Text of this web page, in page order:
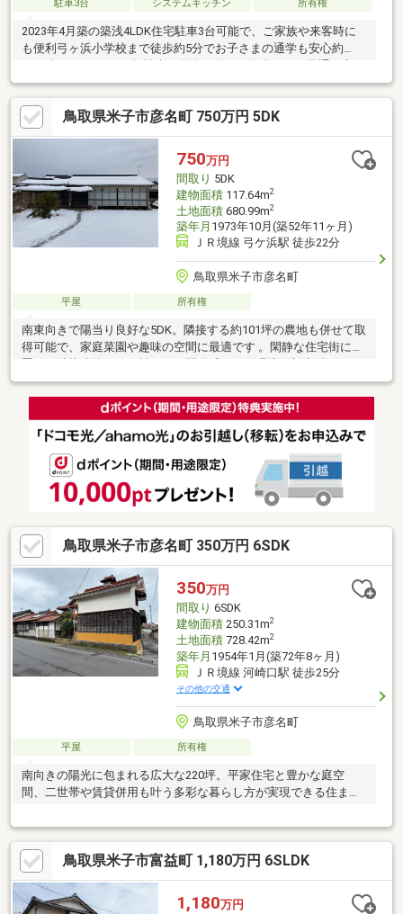
駐車3台 システムキッチン 所有権
2023年4月築の築浅4LDK住宅駐車3台可能で、ご家族や来客時に
も便利弓ヶ浜小学校まで徒歩約5分でお子さまの通学も安心約
55.34坪のゆとりある敷地南側道路に面し、陽当たり・風通し良好
家族との会話が弾む対面式システムキッチン食器洗浄乾燥機付き
で毎日の家事をサポートウォークインクローゼット付きで収納力
も充実JR弓ケ浜駅徒歩約14分、バス停徒歩約3分で通勤・通学に
も便利室内は丁寧に使用されており、そのまま新生活を始めやす
鳥取県米子市彦名町 750万円 5DK
750万円
間取り 5DK
建物面積117.64m2
土地面積680.99m2
築年月 1973年10月(築52年11ヶ月)
ＪＲ境線 弓ケ浜駅 徒歩22分
鳥取県米子市彦名町
平屋 所有権
南東向きで陽当り良好な5DK。隣接する約101坪の農地も併せて取
得可能で、家庭菜園や趣味の空間に最適です 。閑静な住宅街に位
鳥取県米子市彦名町 350万円 6SDK
350万円
間取り 6SDK
建物面積250.31m2
土地面積728.42m2
築年月 1954年1月(築72年8ヶ月)
ＪＲ境線 河崎口駅 徒歩25分
その他の交通
鳥取県米子市彦名町
平屋 所有権
南向きの陽光に包まれる広大な220坪。平家住宅と豊かな庭空
間、二世帯や賃貸併用も叶う多彩な暮らし方が実現できる住まい
鳥取県米子市富益町 1,180万円 6SLDK
1,180万円